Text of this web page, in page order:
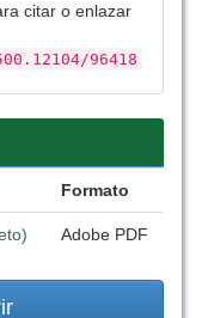
citar o enlazar
96418
Formato
Adobe PDF